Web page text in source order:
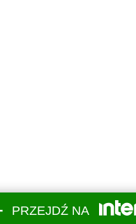
PRZEJDŹ NA